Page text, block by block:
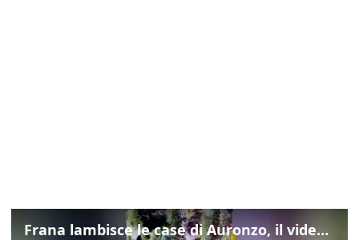
Frana lambisce le case di Auronzo, il video dall'elicottero dei vigili del fuoco